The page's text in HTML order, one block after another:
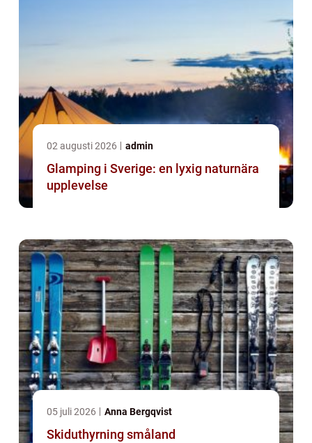
02 augusti 2026 admin
Glamping i Sverige: en lyxig naturnära
upplevelse
05 juli 2026 Anna Bergqvist
Skiduthyrning småland